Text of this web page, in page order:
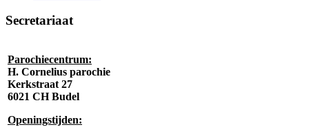
Secretariaat
Parochiecentrum:
H. Cornelius parochie
Kerkstraat 27
6021 CH Budel
Openingstijden: